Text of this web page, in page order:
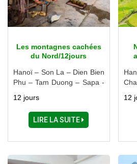
12
Les montagnes cachées
du Nord/12jours
Hanoï – Son La – Dien Bien
Phu – Tam Duong – Sapa -
12 jours
LIRE LA SUITE